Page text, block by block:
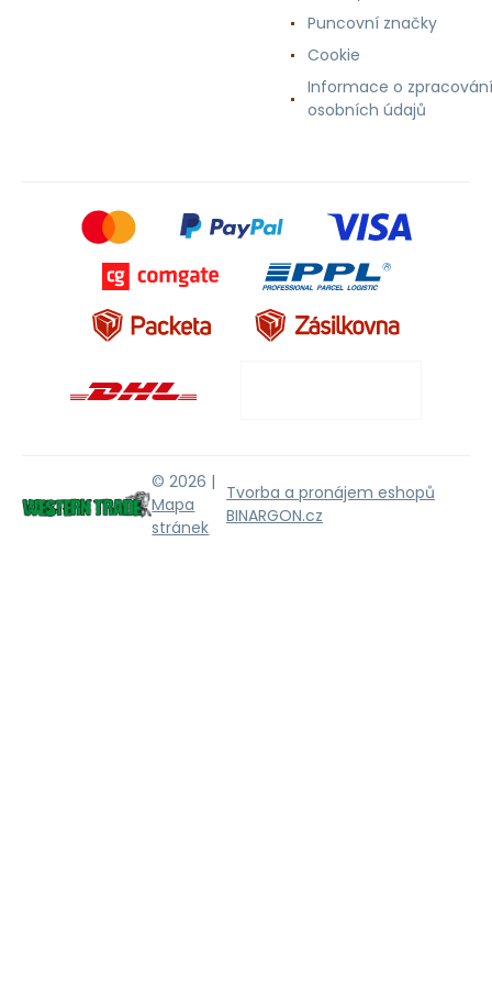
Puncovní značky
Cookie
Informace o zpracování
osobních údajů
© 2026 |
Mapa
stránek
Tvorba a pronájem eshopů
BINARGON.cz